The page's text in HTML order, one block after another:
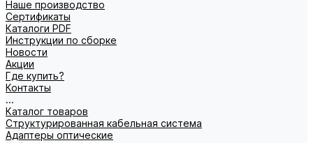
Наше производство
Сертификаты
Каталоги PDF
Инструкции по сборке
Новости
Акции
Где купить?
Контакты
...
Каталог товаров
Структурированная кабельная система
Адаптеры оптические